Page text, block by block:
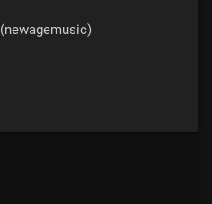
(newagemusic)